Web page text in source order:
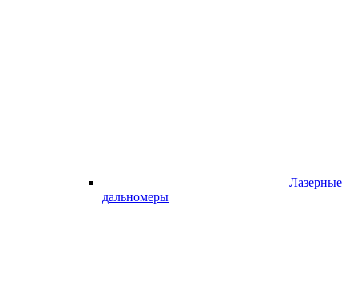
Лазерные
дальномеры